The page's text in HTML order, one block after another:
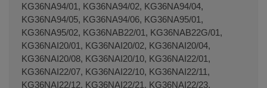
KG36NA94/01, KG36NA94/02, KG36NA94/04,
KG36NA94/05, KG36NA94/06, KG36NA95/01,
KG36NA95/02, KG36NAB22/01, KG36NAB22G/01,
KG36NAI20/01, KG36NAI20/02, KG36NAI20/04,
KG36NAI20/08, KG36NAI20/10, KG36NAI22/01,
KG36NAI22/07, KG36NAI22/10, KG36NAI22/11,
KG36NAI22/12, KG36NAI22/21, KG36NAI22/23,